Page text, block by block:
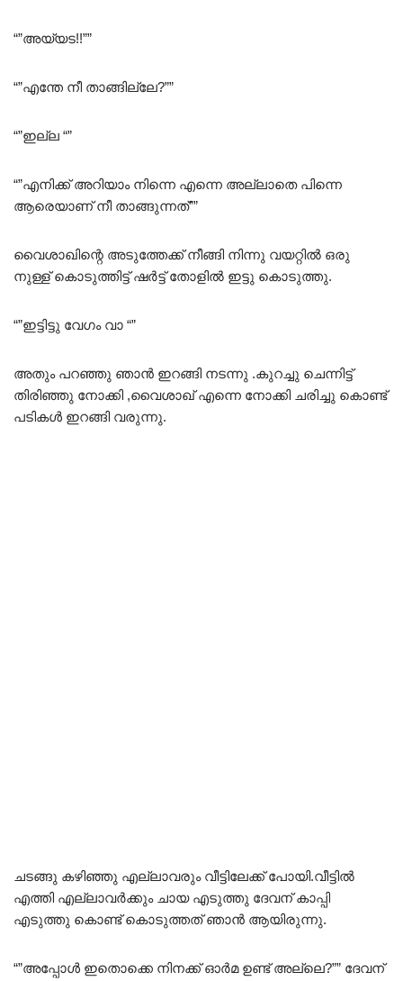
“”അയ്യട!!””
“”എന്തേ നീ താങ്ങില്ലേ?””
“”ഇല്ല “”
“”എനിക്ക് അറിയാം നിന്നെ എന്നെ അല്ലാതെ പിന്നെ
ആരെയാണ് നീ താങ്ങുന്നത്””
വൈശാഖിന്റെ അടുത്തേക്ക് നീങ്ങി നിന്നു വയറ്റിൽ ഒരു
നുള്ള് കൊടുത്തിട്ട് ഷർട്ട് തോളിൽ ഇട്ടു കൊടുത്തു.
“”ഇട്ടിട്ടു വേഗം വാ “”
അതും പറഞ്ഞു ഞാൻ ഇറങ്ങി നടന്നു .കുറച്ചു ചെന്നിട്ട്
തിരിഞ്ഞു നോക്കി ,വൈശാഖ് എന്നെ നോക്കി ചരിച്ചു കൊണ്ട്
പടികൾ ഇറങ്ങി വരുന്നു.
ചടങ്ങു കഴിഞ്ഞു എല്ലാവരും വീട്ടിലേക്ക് പോയി.വീട്ടിൽ
എത്തി എല്ലാവർക്കും ചായ എടുത്തു ദേവന് കാപ്പി
എടുത്തു കൊണ്ട് കൊടുത്തത് ഞാൻ ആയിരുന്നു.
“”അപ്പോൾ ഇതൊക്കെ നിനക്ക് ഓർമ ഉണ്ട് അല്ലെ?”” ദേവന്